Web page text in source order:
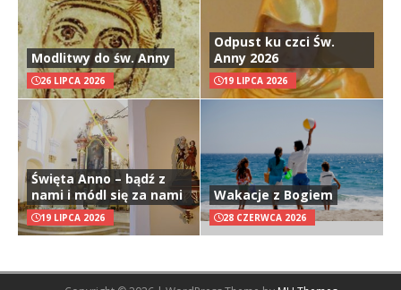
Modlitwy do św. Anny
26 LIPCA 2026
Odpust ku czci Św.
Anny 2026
19 LIPCA 2026
Święta Anno – bądź z
nami i módl się za nami
19 LIPCA 2026
Wakacje z Bogiem
28 CZERWCA 2026